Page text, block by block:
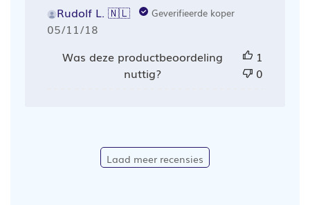
Rudolf L. 🇳🇱 Geverifieerde koper
Publicatiedatum
05/11/18
Was deze productbeoordeling
nuttig?
1
0
Laad meer recensies